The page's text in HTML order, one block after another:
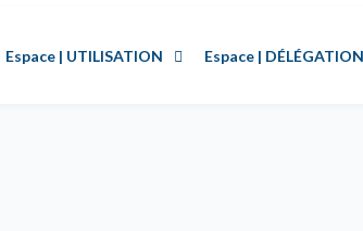
Espace | UTILISATION Espace |